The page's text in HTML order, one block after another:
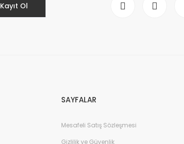
Kayıt Ol
SAYFALAR
Mesafeli Satış Sözleşmesi
Gizlilik ve Güvenlik